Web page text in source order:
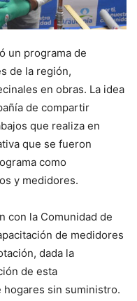
un programa de
de la región,
en obras. La idea
de compartir
que realiza en
que se fueron
como
y medidores.
con la Comunidad de
de medidores
dada la
de esta
sin suministro.